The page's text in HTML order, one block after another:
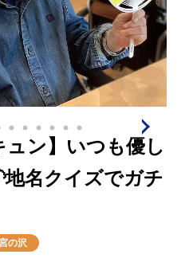
ュン】いつも優し
名クイズでガチ
の沢